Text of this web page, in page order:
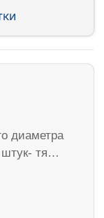
диаметра
тя…